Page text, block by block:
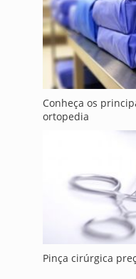
Conheça os
ortopedia
Pinça cirúrgica